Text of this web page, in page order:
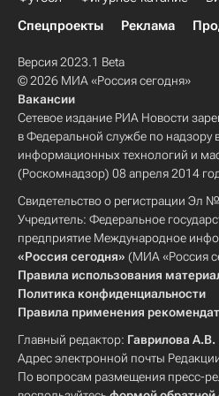
Спецпроекты
Реклама
Версия 2023.1 Beta
© 2026 МИА «Россия сегодня»
Вакансии
Сетевое издание РИА Новости
в Федеральной службе по надзору
информационных технологий и
(Роскомнадзор) 08 апреля 2014
Свидетельство о регистрации Эл
Учредитель: Федеральное
предприятие Международное
«Россия сегодня» (МИА «Россия
Правила использования
Политика конфиденциальности
Правила применения
Главный редактор: Гаврилова А.В.
Адрес электронной почты
По вопросам размещения пресс-